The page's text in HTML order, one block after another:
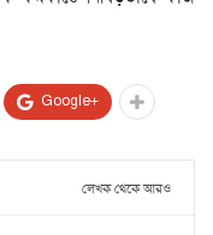
Google+
লেখক থেকে আরও